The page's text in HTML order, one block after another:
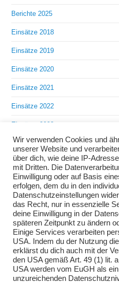
Berichte 2025
Einsätze 2018
Einsätze 2019
Einsätze 2020
Einsätze 2021
Einsätze 2022
Einsätze 2023
Einsätze 2024
Einsätze 2025
Übungen 2018
Übungen 2019
Übungen 2020
Übungen 2021
Übungen 2022
Übungen 2023
Wir verwenden Cookies und
unserer Website und
über dich, wie deine IP-
mit Dritten. Die
Einwilligung oder auf Basis
erfolgen, dem du in den
Datenschutzeinstellungen
das Recht, nur in essenzielle
deine Einwilligung in der
späteren Zeitpunkt zu ändern
Einige Services verarbeiten
USA. Indem du der Nutzung
erklärst du dich auch mit der
den USA gemäß Art. 49 (1) lit.
USA werden vom EuGH als
unzureichenden